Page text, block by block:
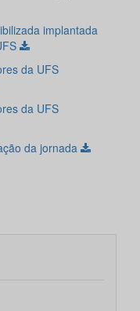
implantada
da UFS
da UFS
da jornada